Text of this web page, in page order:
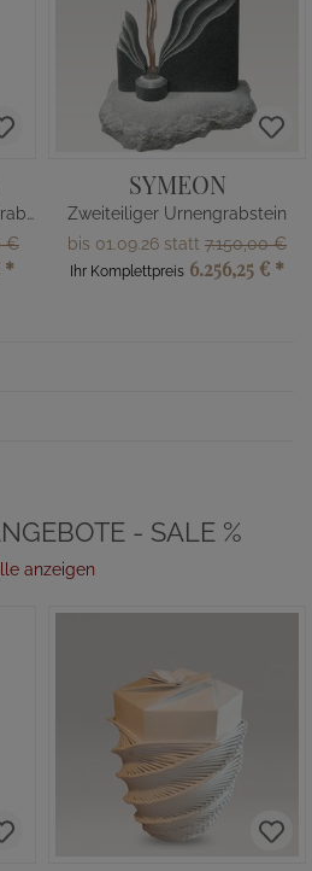
Granit Urnengrabstein mit Grablaterne
€
*
SYMEON
Zweiteiliger Urnengrabstein
bis 01.09.26 statt 7.150,00 €
Ihr Komplettpreis 6.256,25 € *
- SALE %
anzeigen